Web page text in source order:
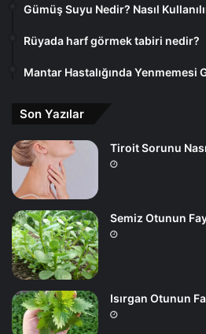
Gümüş Suyu Nedir? Nasıl
Rüyada harf görmek tabiri nedir?
Mantar Hastalığında Yenmemesi
Son Yazılar
Tiroit Sorunu
Semiz Otunun
Isırgan Otunun